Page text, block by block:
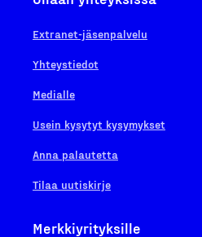
Extranet-jäsenpalvelu
Yhteystiedot
Medialle
Usein kysytyt kysymykset
Anna palautetta
Tilaa uutiskirje
Merkkiyrityksille